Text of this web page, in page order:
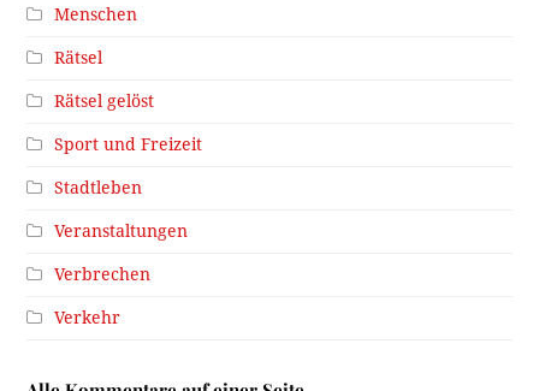
Menschen
Rätsel
Rätsel gelöst
Sport und Freizeit
Stadtleben
Veranstaltungen
Verbrechen
Verkehr